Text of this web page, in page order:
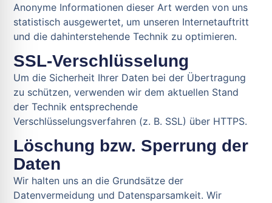
Anonyme Informationen dieser Art werden von uns
statistisch ausgewertet, um unseren Internetauftritt
und die dahinterstehende Technik zu optimieren.
SSL-Verschlüsselung
Um die Sicherheit Ihrer Daten bei der Übertragung
zu schützen, verwenden wir dem aktuellen Stand
der Technik entsprechende
Verschlüsselungsverfahren (z. B. SSL) über HTTPS.
Löschung bzw. Sperrung der
Daten
Wir halten uns an die Grundsätze der
Datenvermeidung und Datensparsamkeit. Wir